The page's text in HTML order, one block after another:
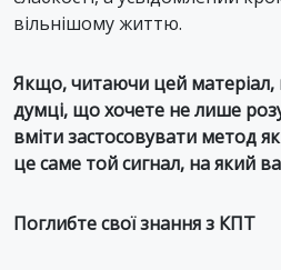
вільнішому життю.
Якщо, читаючи цей матеріал,
думці, що хочете не лише
вміти застосовувати метод
це саме той сигнал, на який
Поглибте свої знання з КПТ